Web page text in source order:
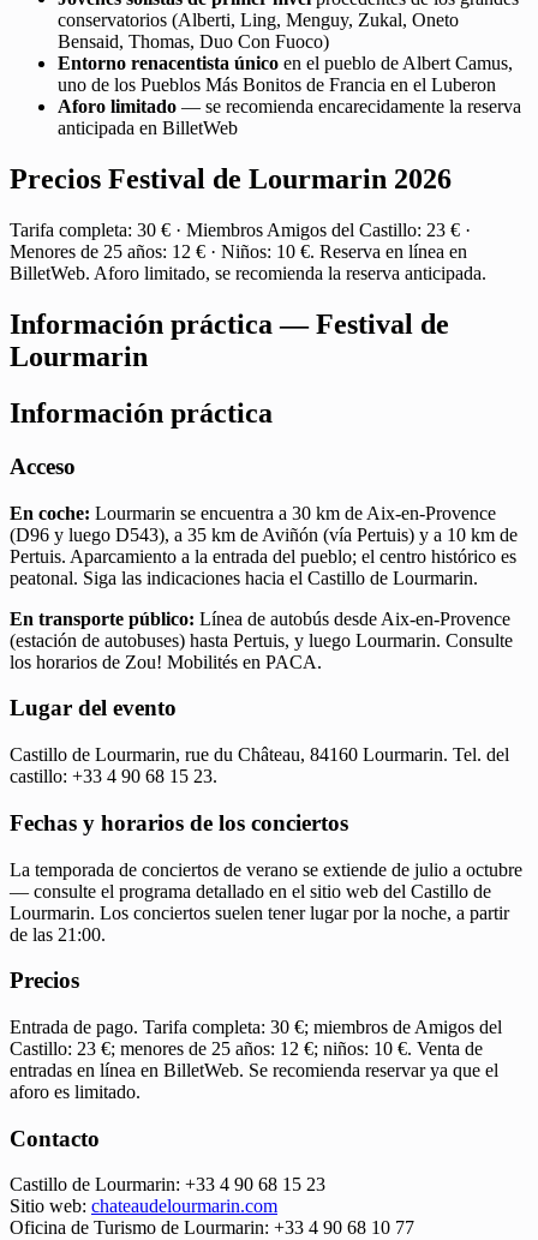
conservatorios (Alberti, Ling, Menguy, Zukal, Oneto
Bensaid, Thomas, Duo Con Fuoco)
Entorno renacentista único en el pueblo de Albert Camus,
uno de los Pueblos Más Bonitos de Francia en el Luberon
Aforo limitado — se recomienda encarecidamente la reserva
anticipada en BilletWeb
Precios Festival de Lourmarin 2026
Tarifa completa: 30 € · Miembros Amigos del Castillo: 23 € ·
Menores de 25 años: 12 € · Niños: 10 €. Reserva en línea en
BilletWeb. Aforo limitado, se recomienda la reserva anticipada.
Información práctica — Festival de
Lourmarin
Información práctica
Acceso
En coche: Lourmarin se encuentra a 30 km de Aix-en-Provence
(D96 y luego D543), a 35 km de Aviñón (vía Pertuis) y a 10 km de
Pertuis. Aparcamiento a la entrada del pueblo; el centro histórico es
peatonal. Siga las indicaciones hacia el Castillo de Lourmarin.
En transporte público: Línea de autobús desde Aix-en-Provence
(estación de autobuses) hasta Pertuis, y luego Lourmarin. Consulte
los horarios de Zou! Mobilités en PACA.
Lugar del evento
Castillo de Lourmarin, rue du Château, 84160 Lourmarin. Tel. del
castillo: +33 4 90 68 15 23.
Fechas y horarios de los conciertos
La temporada de conciertos de verano se extiende de julio a octubre
— consulte el programa detallado en el sitio web del Castillo de
Lourmarin. Los conciertos suelen tener lugar por la noche, a partir
de las 21:00.
Precios
Entrada de pago. Tarifa completa: 30 €; miembros de Amigos del
Castillo: 23 €; menores de 25 años: 12 €; niños: 10 €. Venta de
entradas en línea en BilletWeb. Se recomienda reservar ya que el
aforo es limitado.
Contacto
Castillo de Lourmarin: +33 4 90 68 15 23
Sitio web: chateaudelourmarin.com
Oficina de Turismo de Lourmarin: +33 4 90 68 10 77